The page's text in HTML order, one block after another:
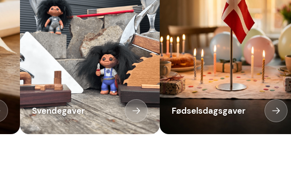
Svendegaver Fødselsdagsgaver